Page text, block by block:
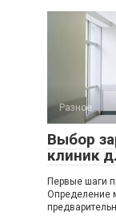
Разное
Выбор
клиник
Первые шаги
Определение